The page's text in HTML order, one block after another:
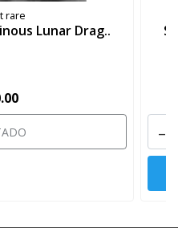
rare
Lunar Drag..
-